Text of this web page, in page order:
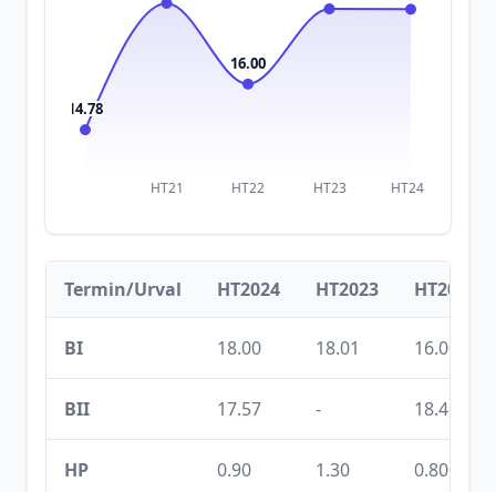
HT21 HT22 HT23 HT24
14.78
16.00
Termin/Urval HT2024 HT2023 HT2022
BI 18.00 18.01 16.00
BII 17.57 - 18.45
HP 0.90 1.30 0.80